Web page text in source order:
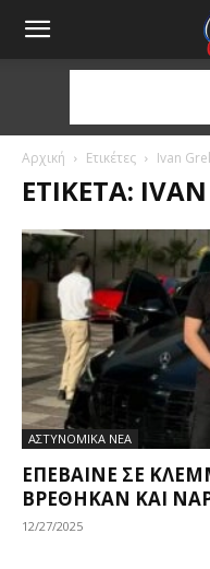
Αρχική Ετικέτες Ivan
ΕΤΙΚΈΤΑ: IVAN
ΑΣΤΥΝΟΜΙΚΑ ΝΕΑ
ΕΠΈΒΑΙΝΕ ΣΕ
ΒΡΈΘΗΚΑΝ ΚΑΙ
12/27/2025